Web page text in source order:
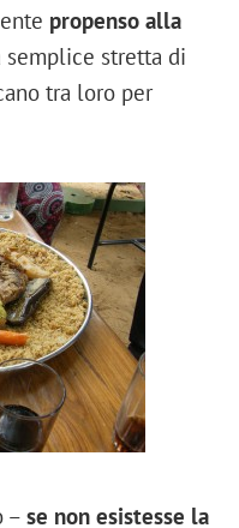
propenso alla
stretta di
tra loro per
– se non esistesse la